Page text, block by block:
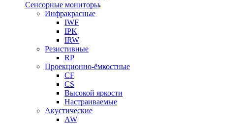
Сенсорные мониторы
Инфракрасные
IWF
IPK
IRW
Резистивные
RP
Проекционно-ёмкостные
CF
CS
Высокой яркости
Настраиваемые
Акустические
AW